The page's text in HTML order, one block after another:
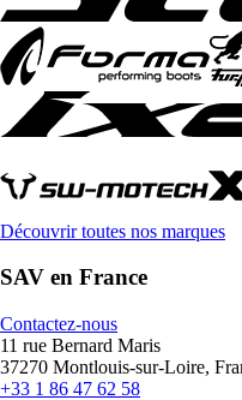
Découvrir toutes nos marques
SAV en France
Contactez-nous
11 rue Bernard Maris
37270 Montlouis-sur-Loire,
+33 1 86 47 62 58